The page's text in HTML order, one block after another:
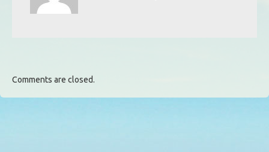
Comments are closed.